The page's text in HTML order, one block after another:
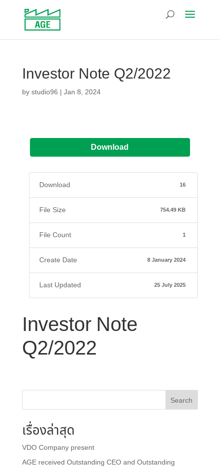
Investor Note Q2/2022
bystudio96 | Jan 8, 2024
Download
Download 16
File Size 754.49 KB
File Count 1
Create Date 8 January 2024
Last Updated 25 July 2025
Investor Note
Q2/2022
Search
เรื่องล่าสุด
VDO Company present
AGE received Outstanding CEO and Outstanding